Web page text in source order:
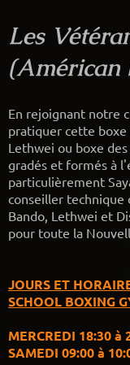
Les
(Américan
En rejoignant notre
pratiquer cette boxe
Lethwei ou boxe
gradés et formés à
particulièrement
conseiller technique
Bando, Lethwei et
pour toute la
JOURS ET
SCHOOL BOXING
MERCREDI 18:30 à
SAMEDI 09:00 à